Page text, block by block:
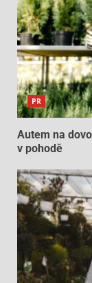
PR
Autem na
v pohodě